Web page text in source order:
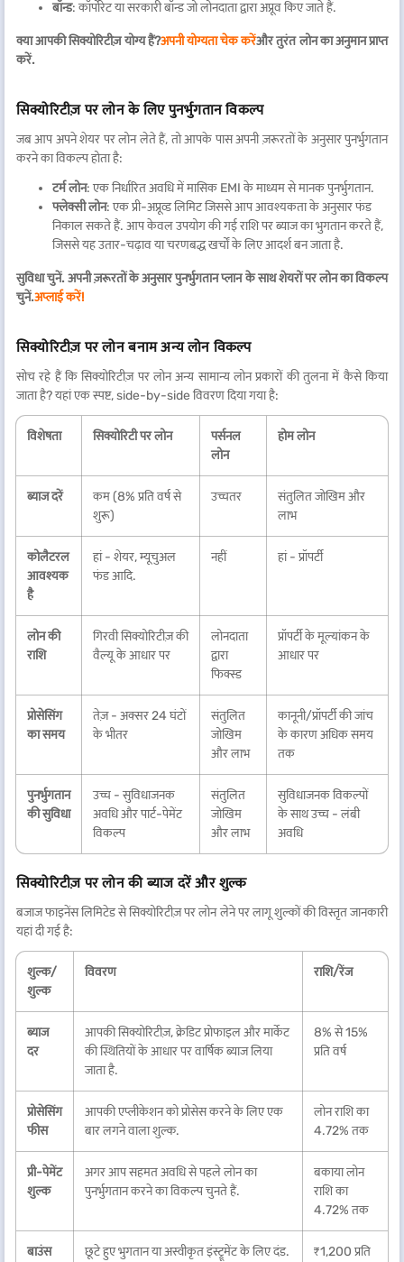
बॉन्ड: कॉर्पोरेट या सरकारी बॉन्ड जो लोनदाता द्वारा अप्रूव किए जाते हैं.
क्या आपकी सिक्योरिटीज़ योग्य हैं?अपनी योग्यता चेक करेंऔर तुरंत लोन का अनुमान प्राप्त
करें.
सिक्योरिटीज़ पर लोन के लिए पुनर्भुगतान विकल्प
जब आप अपने शेयर पर लोन लेते हैं, तो आपके पास अपनी ज़रूरतों के अनुसार पुनर्भुगतान
करने का विकल्प होता है:
टर्म लोन: एक निर्धारित अवधि में मासिक EMI के माध्यम से मानक पुनर्भुगतान.
फ्लेक्सी लोन: एक प्री-अप्रूव्ड लिमिट जिससे आप आवश्यकता के अनुसार फंड
निकाल सकते हैं. आप केवल उपयोग की गई राशि पर ब्याज का भुगतान करते हैं,
जिससे यह उतार-चढ़ाव या चरणबद्ध खर्चों के लिए आदर्श बन जाता है.
सुविधा चुनें. अपनी ज़रूरतों के अनुसार पुनर्भुगतान प्लान के साथ शेयरों पर लोन का विकल्प
चुनें.अप्लाई करें!
सिक्योरिटीज़ पर लोन बनाम अन्य लोन विकल्प
सोच रहे हैं कि सिक्योरिटीज़ पर लोन अन्य सामान्य लोन प्रकारों की तुलना में कैसे किया
जाता है? यहां एक स्पष्ट, side-by-side विवरण दिया गया है:
विशेषता सिक्योरिटी पर लोन
पर्सनल
लोन
होम लोन
ब्याज दरें
कम (8% प्रति वर्ष से
शुरू)
उच्चतर
संतुलित जोखिम और
लाभ
कोलैटरल
आवश्यक
है
हां - शेयर, म्यूचुअल
फंड आदि.
नहीं हां - प्रॉपर्टी
लोन की
राशि
गिरवी सिक्योरिटीज़ की
वैल्यू के आधार पर
लोनदाता
द्वारा
फिक्स्ड
प्रॉपर्टी के मूल्यांकन के
आधार पर
प्रोसेसिंग
का समय
तेज़ - अक्सर 24 घंटों
के भीतर
संतुलित
जोखिम
और लाभ
कानूनी/प्रॉपर्टी की जांच
के कारण अधिक समय
तक
पुनर्भुगतान
की सुविधा
उच्च - सुविधाजनक
अवधि और पार्ट-पेमेंट
विकल्प
संतुलित
जोखिम
और लाभ
सुविधाजनक विकल्पों
के साथ उच्च - लंबी
अवधि
सिक्योरिटीज़ पर लोन की ब्याज दरें और शुल्क
बजाज फाइनेंस लिमिटेड से सिक्योरिटीज़ पर लोन लेने पर लागू शुल्कों की विस्तृत जानकारी
यहां दी गई है:
शुल्क/
शुल्क
विवरण राशि/रेंज
ब्याज
दर
आपकी सिक्योरिटीज़, क्रेडिट प्रोफाइल और मार्केट
की स्थितियों के आधार पर वार्षिक ब्याज लिया
जाता है.
8% से 15%
प्रति वर्ष
प्रोसेसिंग
फीस
आपकी एप्लीकेशन को प्रोसेस करने के लिए एक
बार लगने वाला शुल्क.
लोन राशि का
4.72% तक
प्री-पेमेंट
शुल्क
अगर आप सहमत अवधि से पहले लोन का
पुनर्भुगतान करने का विकल्प चुनते हैं.
बकाया लोन
राशि का
4.72% तक
बाउंस
छूटे हुए भुगतान या अस्वीकृत इंस्ट्रूमेंट के लिए दंड.
₹1,200 प्रति